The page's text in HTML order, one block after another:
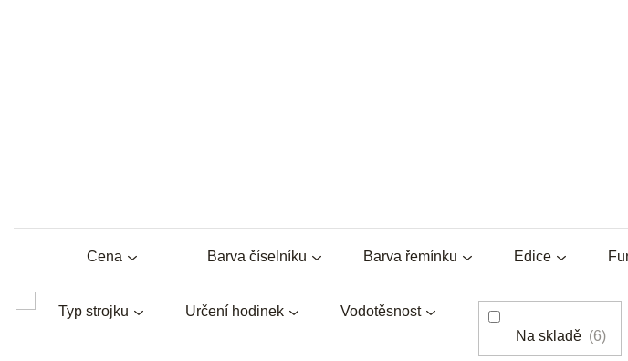
Barva číselníku Barva řemínku Edice
Typ strojku Určení hodinek Vodotěsnost
Cena
Na skladě 6